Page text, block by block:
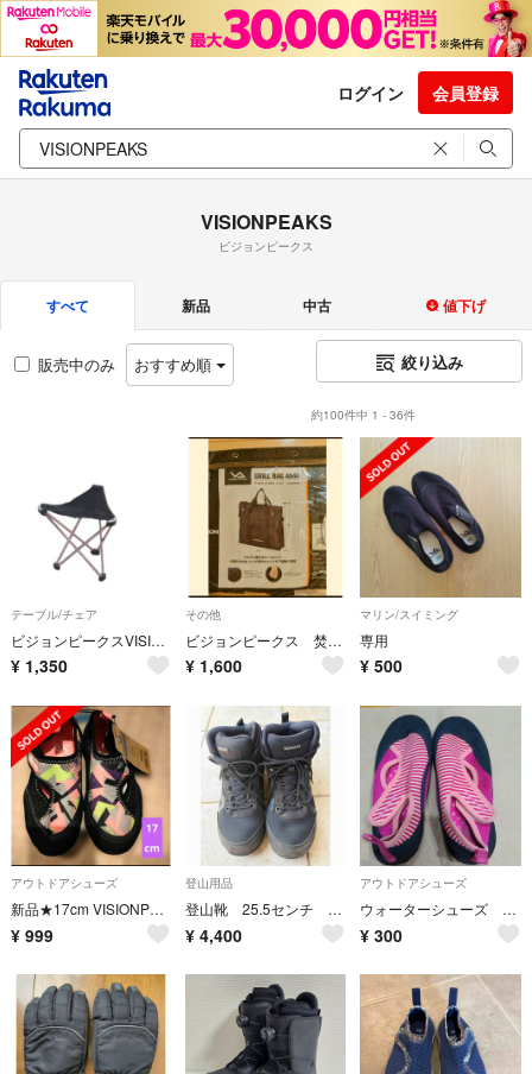
ログイン 会員登録
VISIONPEAKS
ビジョンピークス
すべて 新品 中古 値下げ
販売中のみ おすすめ順 絞り込み
約100件中 1 - 36件
テーブル/チェア
ビジョンピークスVISIONPEAKS ウルトラライトスツール ブラウン 未使用
¥ 1,350
その他
ビジョンピークス 焚き火台 ユニフレーム ファイヤグリルケース トート 送料込み
¥ 1,600
マリン/スイミング
専用
¥ 500
アウトドアシューズ
新品★17cm VISIONPEAKS キッズ マリンシューズ 水陸両用 アクア
¥ 999
登山用品
登山靴 25.5センチ ビジョンピークス
¥ 4,400
アウトドアシューズ
ウォーターシューズ 21.0cm VISIONPEAKS 訳あり
¥ 300